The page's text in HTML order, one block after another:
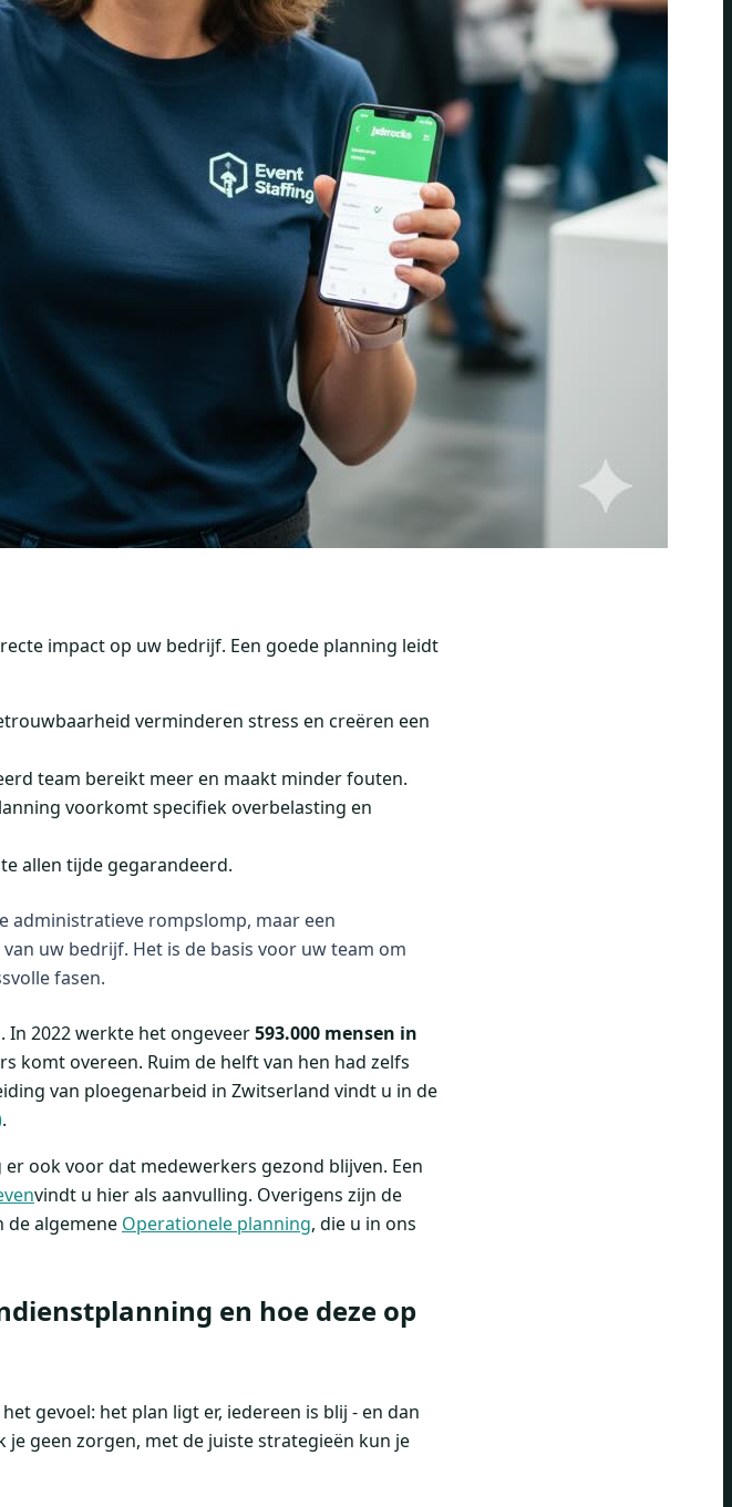
impact op uw bedrijf. Een goede planning leidt
verminderen stress en creëren een
team bereikt meer en maakt minder fouten.
voorkomt specifiek overbelasting en
allen tijde gegarandeerd.
administratieve rompslomp, maar een
uw bedrijf. Het is de basis voor uw team om
fasen.
2022 werkte het ongeveer593.000 mensen in
komt overeen. Ruim de helft van hen had zelfs
van ploegenarbeid in Zwitserland vindt u in de
.
ook voor dat medewerkers gezond blijven. Een
vindt u hier als aanvulling. Overigens zijn de
de algemene Operationele planning, die u in ons
en hoe deze op
gevoel: het plan ligt er, iedereen is blij - en dan
geen zorgen, met de juiste strategieën kun je